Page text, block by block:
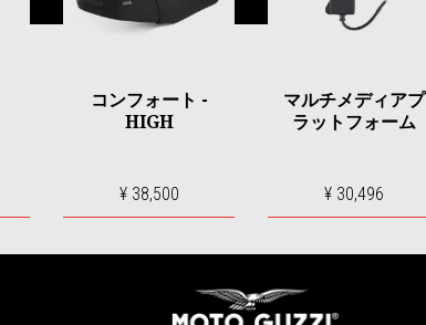
コンフォート -
HIGH
¥ 38,500
マルチメディアプ
ラットフォーム
¥ 30,496